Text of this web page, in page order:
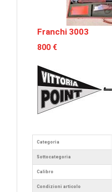
Franchi 3003
800 €
Categoria
Sottocategoria
Calibro
Condizioni articolo